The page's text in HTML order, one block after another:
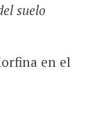
suelo
en el